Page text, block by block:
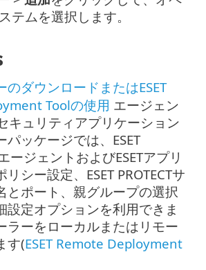
テムを選択します。
のダウンロードまたはESET
Toolの使用 エージェン
キュリティアプリケーション
パッケージでは、ESET
ジェントおよびESETアプリ
シー設定、ESET PROTECTサ
とポート、親グループの選択
設定オプションを利用できま
ラーをローカルまたはリモー
す(ESET Remote Deployment